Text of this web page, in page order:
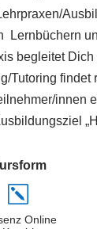
Lernbüchern
begleitet
Tutoring
innen
k
Online